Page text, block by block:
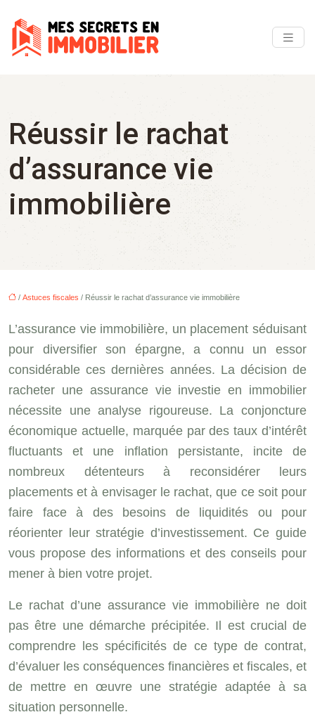
Réussir le rachat
d’assurance vie
immobilière
/ Astuces fiscales / Réussir le rachat d’assurance vie immobilière
L’assurance vie immobilière, un placement séduisant
pour diversifier son épargne, a connu un essor
considérable ces dernières années. La décision de
racheter une assurance vie investie en immobilier
nécessite une analyse rigoureuse. La conjoncture
économique actuelle, marquée par des taux d’intérêt
fluctuants et une inflation persistante, incite de
nombreux détenteurs à reconsidérer leurs
placements et à envisager le rachat, que ce soit pour
faire face à des besoins de liquidités ou pour
réorienter leur stratégie d’investissement. Ce guide
vous propose des informations et des conseils pour
mener à bien votre projet.
Le rachat d’une assurance vie immobilière ne doit
pas être une démarche précipitée. Il est crucial de
comprendre les spécificités de ce type de contrat,
d’évaluer les conséquences financières et fiscales, et
de mettre en œuvre une stratégie adaptée à sa
situation personnelle.